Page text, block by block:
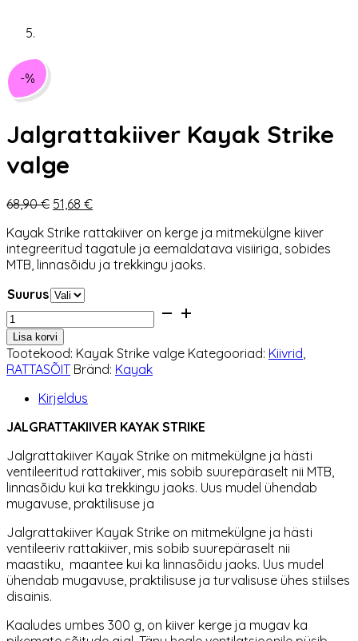
-%
Jalgrattakiiver Kayak Strike
valge
68,90€ Algne
oli:
68,90 €.
51,68 €Praegune
on:
51,68 €.
Kayak Strike rattakiiver on kerge ja mitmekülgne kiiver
integreeritud tagatule ja eemaldatava visiiriga, sobides
MTB, linnasõidu ja trekkingu jaoks.
Suurus
Jalgrattakiiver
Kayak
Strike
valge
kogus
Lisa korvi
Tootekood: Kayak Strike valge Kategooriad: Kiivrid,
RATTASÕIT Bränd: Kayak
Kirjeldus
JALGRATTAKIIVER KAYAK STRIKE
Jalgrattakiiver Kayak Strike on mitmekülgne ja hästi
ventileeritud rattakiiver, mis sobib suurepäraselt nii MTB,
linnasõidu kui ka trekkingu jaoks. Uus mudel ühendab
mugavuse, praktilisuse ja
Jalgrattakiiver Kayak Strike on mitmekülgne ja hästi
ventileeriv rattakiiver, mis sobib suurepäraselt nii
maastiku, maantee kui ka linnasõidu jaoks. Uus mudel
ühendab mugavuse, praktilisuse ja turvalisuse ühes stiilses
disainis.
Kaaludes umbes 300 g, on kiiver kerge ja mugav ka